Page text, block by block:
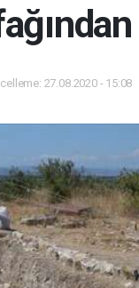
27.08.2020 - 15:08